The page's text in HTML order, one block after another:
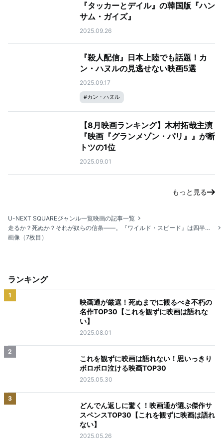
『タッカーとデイル』の韓国版『ハン
サム・ガイズ』
2025.09.26
『殺人配信』日本上陸でも話題！カ
ン・ハヌルの見逃せない映画5選
2025.09.17
#カン・ハヌル
【8月映画ランキング】木村拓哉主演
『映画『グランメゾン・パリ』』が断
トツの1位
2025.09.01
もっと見る
U-NEXT SQUAREジャンル一覧映画の記事一覧
走るか？死ぬか？それが奴らの信条——。『ワイルド・スピード』は四半世紀を駆け抜ける大河アクション・シリーズ！
画像（7枚目）
ランキング
1
映画通が厳選！死ぬまでに観るべき不朽の
名作TOP30【これを観ずに映画は語れな
い】
2025.08.01
2
これを観ずに映画は語れない！思いっきり
ボロボロ泣ける映画TOP30
2025.05.30
3
どんでん返しに驚く！映画通が選ぶ傑作サ
スペンスTOP30【これを観ずに映画は語れ
ない】
2025.05.26